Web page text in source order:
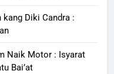
kang Diki Candra :
Naik Motor : Isyarat
Bai’at